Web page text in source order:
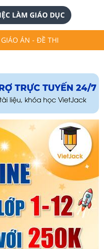
LÀM GIÁO DỤC
GIÁO ÁN - ĐỀ THI